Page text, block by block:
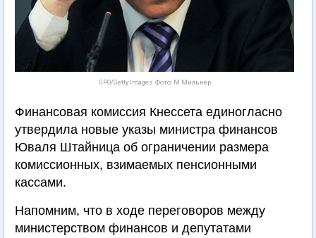
GPO/Getty Images. Фото: М.Мильнер
Финансовая комиссия Кнессета единогласно
утвердила новые указы министра финансов
Юваля Штайница об ограничении размера
комиссионных, взимаемых пенсионными
кассами.
Напомним, что в ходе переговоров между
министерством финансов и депутатами